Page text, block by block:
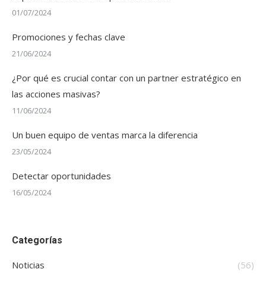
01/07/2024
Promociones y fechas clave
21/06/2024
¿Por qué es crucial contar con un partner estratégico en
las acciones masivas?
11/06/2024
Un buen equipo de ventas marca la diferencia
23/05/2024
Detectar oportunidades
16/05/2024
Categorías
Noticias (56)